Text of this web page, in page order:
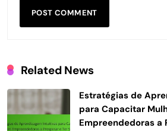
Related News
Estratégias de
para Capacitar
Empreendedoras a